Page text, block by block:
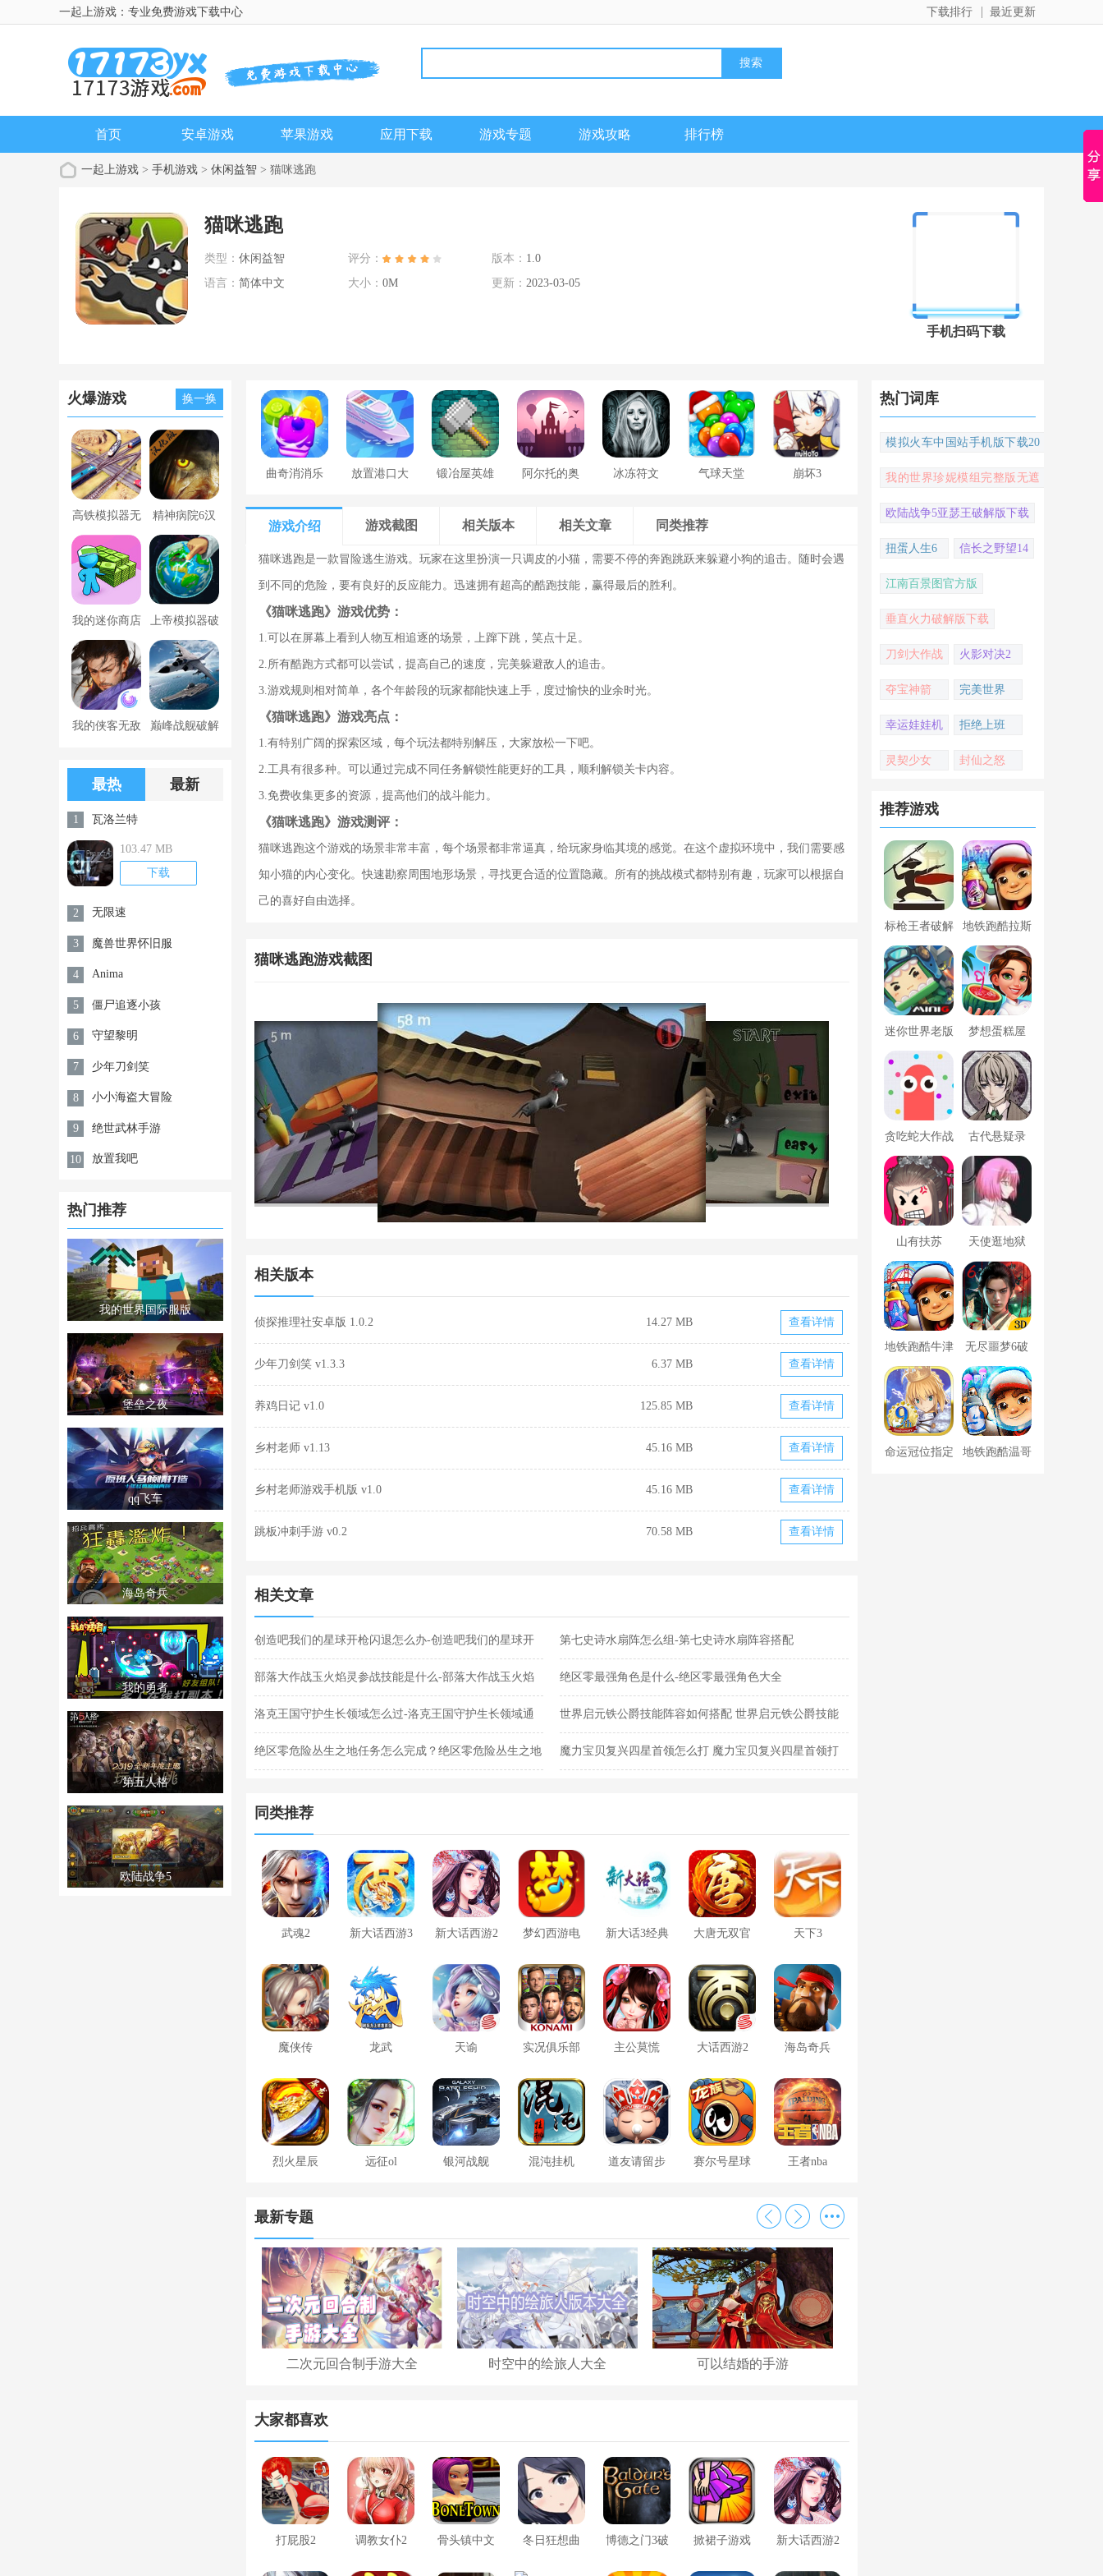
一起上游戏：专业免费游戏下载中心 最近更新
下载排行
首页 安卓游戏 苹果游戏 应用下载 游戏专题 游戏攻略 排行榜
一起上游戏 > 手机游戏 > 休闲益智 > 猫咪逃跑
猫咪逃跑
类型： 休闲益智 评分： 版本： 1.0
语言： 简体中文 大小： 0M 更新： 2023-03-05
手机扫码下载
火爆游戏 换一换
高铁模拟器无
限金币版
精神病院6汉
化版下载
我的迷你商店
破解版无限金
币版下载中文
上帝模拟器破
解版全解锁无
广告
我的侠客无敌 巅峰战舰破解
限钻石
最热 最新
1 瓦洛兰特
103.47 MB
下载
2 无限速
3 魔兽世界怀旧服
4 Anima
5 僵尸追逐小孩
6 守望黎明
7 少年刀剑笑
8 小小海盗大冒险
9 绝世武林手游
10 放置我吧
热门推荐
我的世界国际服版
堡垒之夜
qq飞车
海岛奇兵
我的勇者
第五人格
欧陆战争5
曲奇消消乐 放置港口大 锻冶屋英雄 阿尔托的奥 冰冻符文 气球天堂 崩坏3
游戏介绍 游戏截图 相关版本 相关文章 同类推荐
猫咪逃跑是一款冒险逃生游戏。玩家在这里扮演一只调皮的小猫，需要不停的奔跑跳跃来躲避小狗的追击。随时会遇
到不同的危险，要有良好的反应能力。迅速拥有超高的酷跑技能，赢得最后的胜利。
《猫咪逃跑》游戏优势：
1.可以在屏幕上看到人物互相追逐的场景，上蹿下跳，笑点十足。
2.所有酷跑方式都可以尝试，提高自己的速度，完美躲避敌人的追击。
3.游戏规则相对简单，各个年龄段的玩家都能快速上手，度过愉快的业余时光。
《猫咪逃跑》游戏亮点：
1.有特别广阔的探索区域，每个玩法都特别解压，大家放松一下吧。
2.工具有很多种。可以通过完成不同任务解锁性能更好的工具，顺利解锁关卡内容。
3.免费收集更多的资源，提高他们的战斗能力。
《猫咪逃跑》游戏测评：
猫咪逃跑这个游戏的场景非常丰富，每个场景都非常逼真，给玩家身临其境的感觉。在这个虚拟环境中，我们需要感
知小猫的内心变化。快速勘察周围地形场景，寻找更合适的位置隐藏。所有的挑战模式都特别有趣，玩家可以根据自
己的喜好自由选择。
猫咪逃跑游戏截图
相关版本
侦探推理社安卓版 1.0.2 14.27 MB 查看详情
少年刀剑笑 v1.3.3 6.37 MB 查看详情
养鸡日记 v1.0 125.85 MB 查看详情
乡村老师 v1.13 45.16 MB 查看详情
乡村老师游戏手机版 v1.0 45.16 MB 查看详情
跳板冲刺手游 v0.2 70.58 MB 查看详情
相关文章
创造吧我们的星球开枪闪退怎么办-创造吧我们的星球开
枪闪退合集
第七史诗水扇阵怎么组-第七史诗水扇阵容搭配
部落大作战玉火焰灵参战技能是什么-部落大作战玉火焰
灵参战技能合集
绝区零最强角色是什么-绝区零最强角色大全
洛克王国守护生长领域怎么过-洛克王国守护生长领域通
关攻略
世界启元铁公爵技能阵容如何搭配 世界启元铁公爵技能
阵容搭配合集
绝区零危险丛生之地任务怎么完成？绝区零危险丛生之地 魔力宝贝复兴四星首领怎么打 魔力宝贝复兴四星首领打
同类推荐
武魂2 新大话西游3 新大话西游2 梦幻西游电 新大话3经典 大唐无双官 天下3
魔侠传 龙武 天谕 实况俱乐部 主公莫慌 大话西游2 海岛奇兵
烈火星辰 远征ol 银河战舰 混沌挂机 道友请留步 赛尔号星球 王者nba
最新专题
二次元回合制手游大全 时空中的绘旅人大全 可以结婚的手游
大家都喜欢
打屁股2 调教女仆2 骨头镇中文 冬日狂想曲 博德之门3破 掀裙子游戏 新大话西游2
热门词库
模拟火车中国站手机版下载20
我的世界珍妮模组完整版无遮
欧陆战争5亚瑟王破解版下载
扭蛋人生6 信长之野望14
江南百景图官方版
垂直火力破解版下载
刀剑大作战 火影对决2
夺宝神箭 完美世界
幸运娃娃机 拒绝上班
灵契少女 封仙之怒
推荐游戏
标枪王者破解
版无限金币钻
石内置菜单
地铁跑酷拉斯
维加斯新触控
内置菜单版
迷你世界老版
本下载
梦想蛋糕屋
贪吃蛇大作战
破解版
古代悬疑录
山有扶苏 天使逛地狱
地铁跑酷牛津
版内置菜单
无尽噩梦6破
解版内置菜单
MOD修改器
命运冠位指定 地铁跑酷温哥